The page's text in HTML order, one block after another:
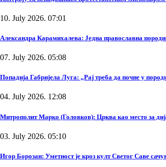
10. July 2026. 07:01
Александра Карамихалева: Једна православна
07. July 2026. 05:08
Попадија Габријела Луга: „Рај треба да почне у
04. July 2026. 12:08
Митрополит Марко (Головков): Црква као место за
03. July 2026. 05:10
Игор Борозан: Уметност је кроз култ Светог Саве